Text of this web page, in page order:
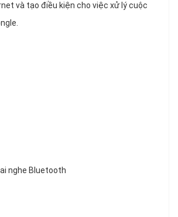
và tạo điều kiện cho việc xử lý cuộc
nghe Bluetooth